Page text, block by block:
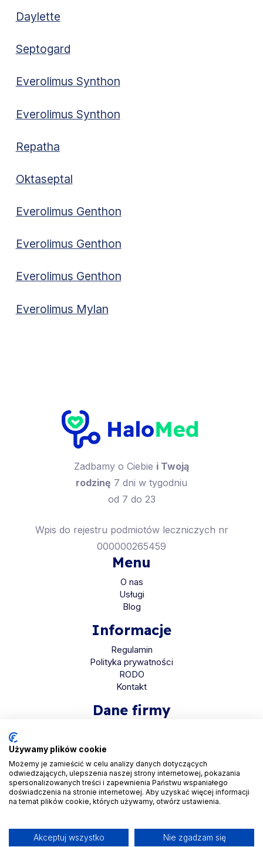
Daylette
Septogard
Everolimus Synthon
Everolimus Synthon
Repatha
Oktaseptal
Everolimus Genthon
Everolimus Genthon
Everolimus Genthon
Everolimus Mylan
Zadbamy o Ciebie i Twoją
rodzinę 7 dni w tygodniu
od 7 do 23
Wpis do rejestru podmiotów leczniczych nr
000000265459
Menu
O nas
Usługi
Blog
Informacje
Regulamin
Polityka prywatności
RODO
Kontakt
Dane firmy
ul. Bolkowska 2D
01-466 Warszawa
KRS 0001048558
REGON 525935069
NIP 5223265608
Używamy plików cookie
Możemy je zamieścić w celu analizy danych dotyczących
odwiedzających, ulepszenia naszej strony internetowej, pokazania
spersonalizowanych treści i zapewnienia Państwu wspaniałego
doświadczenia na stronie internetowej. Aby uzyskać więcej informacji
na temat plików cookie, których używamy, otwórz ustawienia.
Akceptuj wszystko Nie zgadzam się